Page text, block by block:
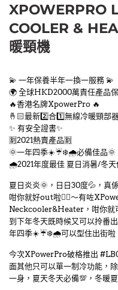
XPOWERPRO
COOLER &
暖頸機
💫 一年保養半年一換一服務 💫
🌍 全球HKD2000萬責任產品
🔥香港名牌XpowerPro 🔥
🤞🏻最新2️⃣合1️⃣無線冷暖頸部
✨ 有安全證書✨
🈹2021熱賣產品🈹
🌞一年四季☀️☔❄️🌧️必備佳品🌞
🌧2021年度最佳 夏日消暑/冬
夏日炎炎🌞，日日30度💦，真
咁你就好out啦👎🏻～有咗
Neckcooler&Heater，咁你就
到下年冬天既時候又可以拎番
年四季☀️☔❄️🌧️可以型住出街啦
今次XPowerPro破格推出
面其他只可以單一制冷功能，
一身，夏天冬天必備💯，冬暖夏